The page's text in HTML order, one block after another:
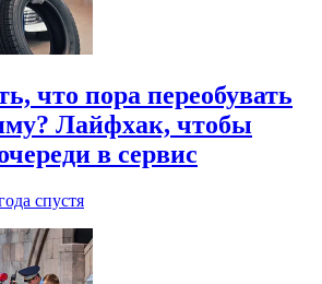
что пора переобувать
Лайфхак, чтобы
в сервис
спустя